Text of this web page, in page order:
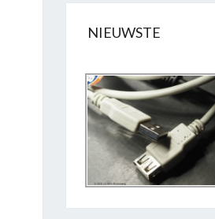
NIEUWSTE